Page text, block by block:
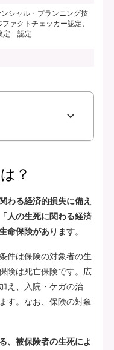
シャル・プランニング技
ァクトチェッカー認定、
定 認定
？
わる経済的損失に備え
人の生死に関わる経済
命保険があります。
件は保険の対象者の生
険は死亡保険です。広
え、入院・ケガの治
す。なお、保険の対象
、被保険者の生死によ